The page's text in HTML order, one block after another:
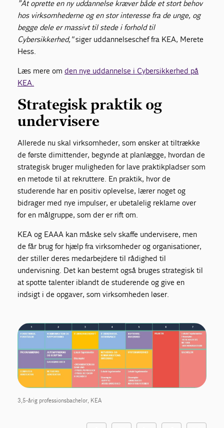
”At oprette en ny uddannelse kræver både et stort behov
hos virksomhederne og en stor interesse fra de unge, og
begge dele er massivt til stede i forhold til
Cybersikkerhed,"siger uddannelseschef fra KEA, Merete
Hess.
Læs mere omden nye uddannelse i Cybersikkerhed på
KEA.
Strategisk praktik og
undervisere
Allerede nu skal virksomheder, som ønsker at tiltrække
de første dimittender, begynde at planlægge, hvordan de
strategisk bruger muligheden for lave praktikpladser som
en metode til at rekruttere. En praktik, hvor de
studerende har en positiv oplevelse, lærer noget og
bidrager med nye impulser, er ubetalelig reklame over
for en målgruppe, som der er rift om.
KEA og EAAA kan måske selv skaffe undervisere, men
de får brug for hjælp fra virksomheder og organisationer,
der stiller deres medarbejdere til rådighed til
undervisning. Det kan bestemt også bruges strategisk til
at spotte talenter iblandt de studerende og give en
indsigt i de opgaver, som virksomheden løser.
3,5-årig professionsbachelor, KEA